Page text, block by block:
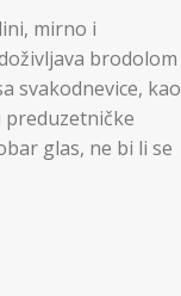
mirno i
brodolom
svakodnevice, kao
glas, ne bi li se